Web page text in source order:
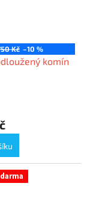
Kč –10 %
komín